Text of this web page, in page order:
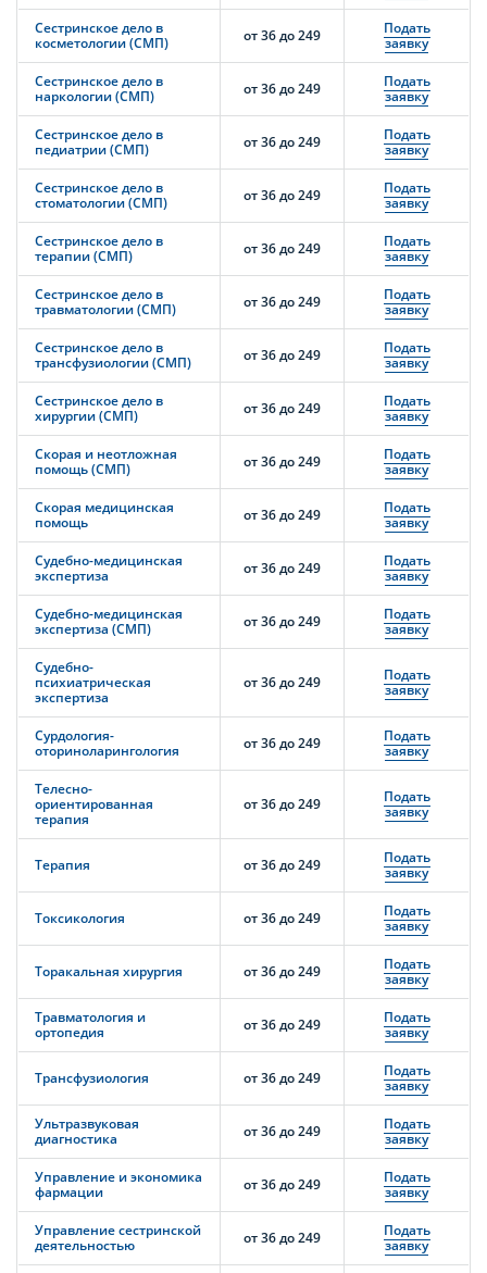
Сестринское дело в
косметологии (СМП)
от 36 до 249
Подать
заявку
Сестринское дело в
наркологии (СМП)
от 36 до 249
Подать
заявку
Сестринское дело в
педиатрии (СМП)
от 36 до 249
Подать
заявку
Сестринское дело в
стоматологии (СМП)
от 36 до 249
Подать
заявку
Сестринское дело в
терапии (СМП)
от 36 до 249
Подать
заявку
Сестринское дело в
травматологии (СМП)
от 36 до 249
Подать
заявку
Сестринское дело в
трансфузиологии (СМП)
от 36 до 249
Подать
заявку
Сестринское дело в
хирургии (СМП)
от 36 до 249
Подать
заявку
Скорая и неотложная
помощь (СМП)
от 36 до 249
Подать
заявку
Скорая медицинская
помощь
от 36 до 249
Подать
заявку
Судебно-медицинская
экспертиза
от 36 до 249
Подать
заявку
Судебно-медицинская
экспертиза (СМП)
от 36 до 249
Подать
заявку
Судебно-
психиатрическая
экспертиза
от 36 до 249
Подать
заявку
Сурдология-
оториноларингология
от 36 до 249
Подать
заявку
Телесно-
ориентированная
терапия
от 36 до 249
Подать
заявку
Терапия от 36 до 249
Подать
заявку
Токсикология от 36 до 249
Подать
заявку
Торакальная хирургия от 36 до 249
Подать
заявку
Травматология и
ортопедия
от 36 до 249
Подать
заявку
Трансфузиология от 36 до 249
Подать
заявку
Ультразвуковая
диагностика
от 36 до 249
Подать
заявку
Управление и экономика
фармации
от 36 до 249
Подать
заявку
Управление сестринской
деятельностью
от 36 до 249
Подать
заявку